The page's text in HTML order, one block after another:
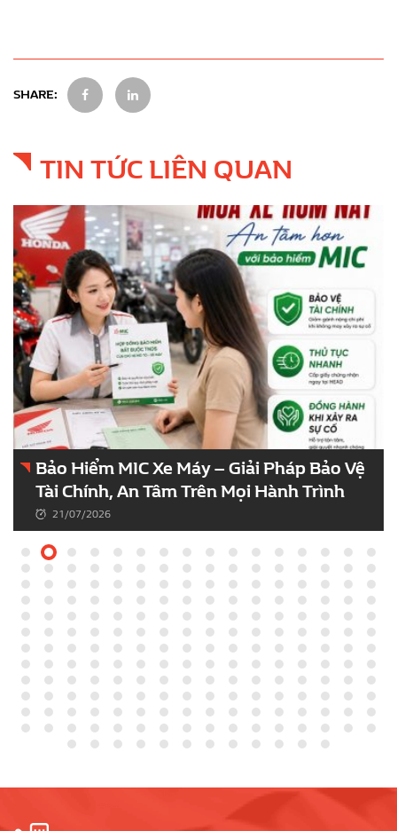
SHARE:
TIN TỨC LIÊN QUAN
Bảo Hiểm MIC Xe Máy – Giải Pháp Bảo Vệ
Tài Chính, An Tâm Trên Mọi Hành Trình
21/07/2026